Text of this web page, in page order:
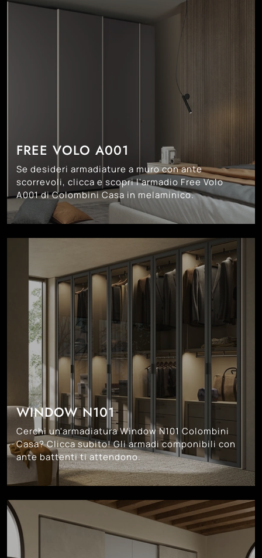
FREE VOLO A001
Se desideri armadiature a muro con ante
scorrevoli, clicca e scopri l'armadio Free Volo
A001 di Colombini Casa in melaminico.
WINDOW N101
Cerchi un'armadiatura Window N101 Colombini
Casa? Clicca subito! Gli armadi componibili con
ante battenti ti attendono.